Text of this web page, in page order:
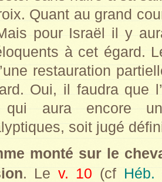
Quant au grand
pour Israël il y
à cet égard.
restauration
Oui, il faudra que
qui aura encore
soit jugé
monté sur le
. Le v. 10 (cf Héb.